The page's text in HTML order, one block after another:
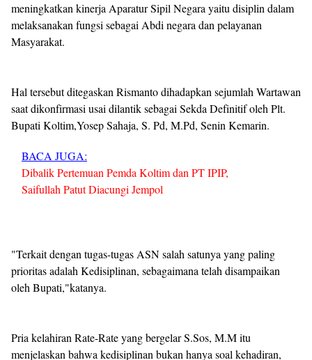
meningkatkan kinerja Aparatur Sipil Negara yaitu disiplin dalam
melaksanakan fungsi sebagai Abdi negara dan pelayanan
Masyarakat.
Hal tersebut ditegaskan Rismanto dihadapkan sejumlah Wartawan
saat dikonfirmasi usai dilantik sebagai Sekda Definitif oleh Plt.
Bupati Koltim,Yosep Sahaja, S. Pd, M.Pd, Senin Kemarin.
BACA JUGA:
Dibalik Pertemuan Pemda Koltim dan PT IPIP,
Saifullah Patut Diacungi Jempol
"Terkait dengan tugas-tugas ASN salah satunya yang paling
prioritas adalah Kedisiplinan, sebagaimana telah disampaikan
oleh Bupati,"katanya.
Pria kelahiran Rate-Rate yang bergelar S.Sos, M.M itu
menjelaskan bahwa kedisiplinan bukan hanya soal kehadiran,